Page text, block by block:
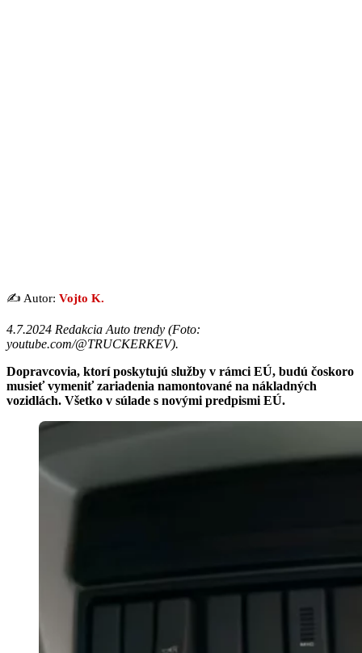
✍️ Autor: Vojto K.
4.7.2024 Redakcia Auto trendy (Foto:
youtube.com/@TRUCKERKEV).
Dopravcovia, ktorí poskytujú služby v rámci EÚ, budú čoskoro
musieť vymeniť zariadenia namontované na nákladných
vozidlách. Všetko v súlade s novými predpismi EÚ.